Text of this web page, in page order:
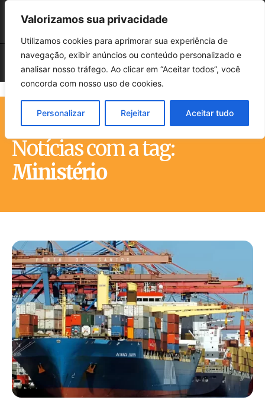
Valorizamos sua privacidade
Utilizamos cookies para aprimorar sua experiência de
navegação, exibir anúncios ou conteúdo personalizado e
analisar nosso tráfego. Ao clicar em “Aceitar todos”, você
concorda com nosso uso de cookies.
Personalizar Rejeitar Aceitar tudo
Notícias com a tag:
Ministério